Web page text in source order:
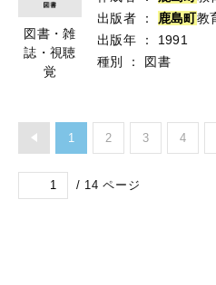
図書・雑
誌・視聴
覚
出版者
： 鹿島町教
出版年
：
1991
種別
： 図書
1 2 3 4
/ 14 ページ